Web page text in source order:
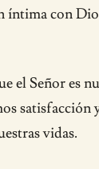
íntima con
el Señor es
satisfacción
vidas.